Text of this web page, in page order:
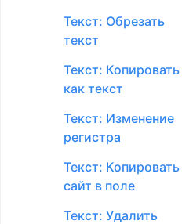
Текст: Обрезать
текст
Текст: Копировать
как текст
Текст: Изменение
регистра
Текст: Копировать
сайт в поле
Текст: Удалить